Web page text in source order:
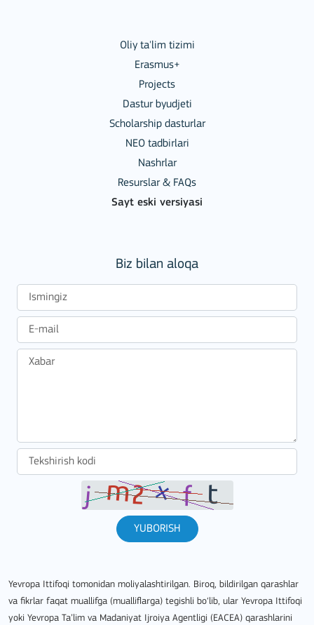
Oliy ta'lim tizimi
Erasmus+
Projects
Dastur byudjeti
Scholarship dasturlar
NEO tadbirlari
Nashrlar
Resurslar & FAQs
Sayt eski versiyasi
Biz bilan aloqa
YUBORISH
Yevropa Ittifoqi tomonidan moliyalashtirilgan. Biroq, bildirilgan qarashlar
va fikrlar faqat muallifga (mualliflarga) tegishli bo‘lib, ular Yevropa Ittifoqi
yoki Yevropa Ta’lim va Madaniyat Ijroiya Agentligi (EACEA) qarashlarini